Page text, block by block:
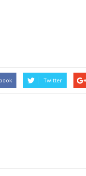
Twitter